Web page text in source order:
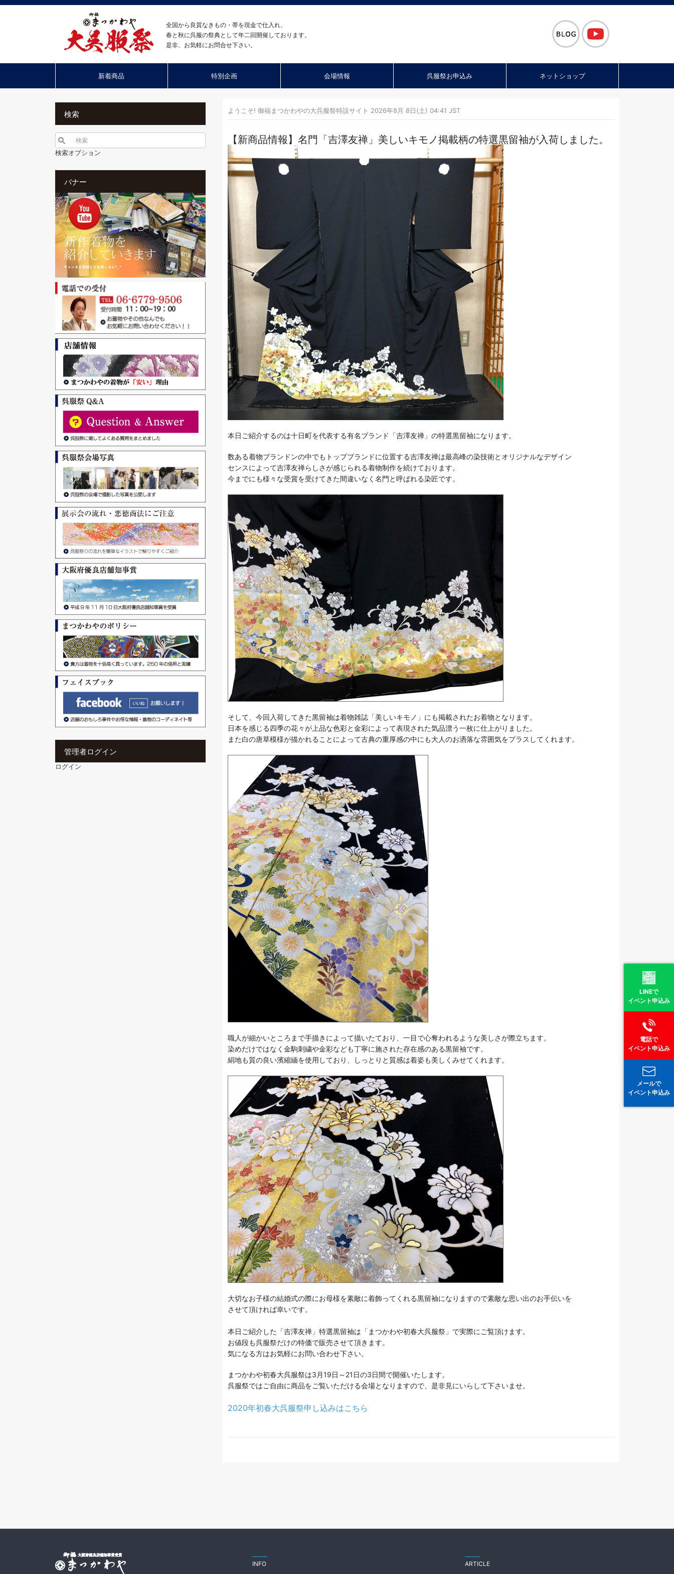
全国から良質なきもの・帯を現金で仕入れ、
春と秋に呉服の祭典として年二回開催しております。
是非、お気軽にお問合せ下さい。
新着商品 特別企画 会場情報 呉服祭お申込み ネットショップ
LINEで
イベント申込み
電話で
イベント申込み
メールで
イベント申込み
ようこそ! 御福まつかわやの大呉服祭特設サイト 2026年8月 8日(土) 04:41 JST
【新商品情報】名門「吉澤友禅」美しいキモノ掲載柄の特選黒留袖が入荷しました。
本日ご紹介するのは十日町を代表する有名ブランド「吉澤友禅」の特選黒留袖になります。
数ある着物ブランドンの中でもトップブランドに位置する吉澤友禅は最高峰の染技術とオリジナルなデザイン
センスによって吉澤友禅らしさが感じられる着物制作を続けております。
今までにも様々な受賞を受けてきた間違いなく名門と呼ばれる染匠です。
そして、今回入荷してきた黒留袖は着物雑誌「美しいキモノ」にも掲載されたお着物となります。
日本を感じる四季の花々が上品な色彩と金彩によって表現された気品漂う一枚に仕上がりました。
また白の唐草模様が描かれることによって古典の重厚感の中にも大人のお洒落な雰囲気をプラスしてくれます。
職人が細かいところまで手描きによって描いたており、一目で心奪われるような美しさが際立ちます。
染めだけではなく金駒刺繍や金彩なども丁寧に施された存在感のある黒留袖です。
絹地も質の良い濱縮緬を使用しており、しっとりと質感は着姿も美しくみせてくれます。
大切なお子様の結婚式の際にお母様を素敵に着飾ってくれる黒留袖になりますので素敵な思い出のお手伝いを
させて頂ければ幸いです。
本日ご紹介した「吉澤友禅」特選黒留袖は「まつかわや初春大呉服祭」で実際にご覧頂けます。
お値段も呉服祭だけの特価で販売させて頂きます。
気になる方はお気軽にお問い合わせ下さい。
まつかわや初春大呉服祭は3月19日～21日の3日間で開催いたします。
呉服祭ではご自由に商品をご覧いただける会場となりますので、是非見にいらして下さいませ。
2020年初春大呉服祭申し込みはこちら
検索
検索オプション
バナー
管理者ログイン
ログイン
INFO ARTICLE